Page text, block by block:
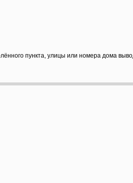
пункта, улицы или номера дома